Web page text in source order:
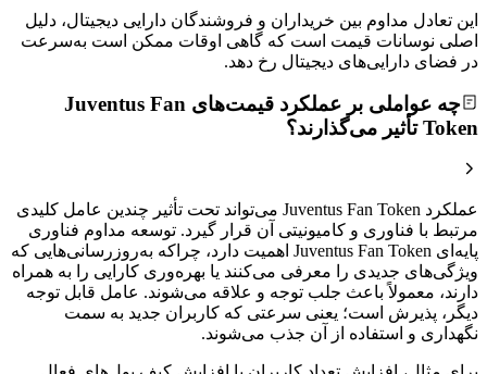
این تعادل مداوم بین خریداران و فروشندگان دارایی دیجیتال، دلیل
اصلی نوسانات قیمت است که گاهی اوقات ممکن است به‌سرعت
در فضای دارایی‌های دیجیتال رخ دهد.
چه عواملی بر عملکرد قیمت‌های Juventus Fan
Token تأثیر می‌گذارند؟
عملکرد Juventus Fan Token می‌تواند تحت تأثیر چندین عامل کلیدی
مرتبط با فناوری و کامیونیتی آن قرار گیرد. توسعه مداوم فناوری
پایه‌ای Juventus Fan Token اهمیت دارد، چراکه به‌روزرسانی‌هایی که
ویژگی‌های جدیدی را معرفی می‌کنند یا بهره‌وری کارایی را به همراه
دارند، معمولاً باعث جلب توجه و علاقه‌ می‌شوند. عامل قابل توجه
دیگر، پذیرش است؛ یعنی سرعتی که کاربران جدید به سمت
نگهداری و استفاده از آن جذب می‌شوند.